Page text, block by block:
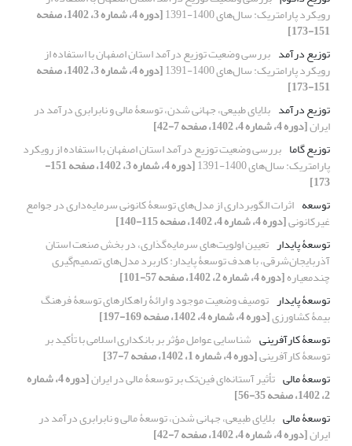
رویکرد پارامتریک: سال‌های 1400-1391 [دوره 4، شماره 3، 1402، صفحه
151-173]
توزیع درآمد بررسی وضعیت توزیع درآمد استان اصفهان با استفاده از
رویکرد پارامتریک: سال‌های 1400-1391 [دوره 4، شماره 3، 1402، صفحه
151-173]
توزیع درآمد بلایای طبیعی، جهانی‏ شدن، توسعۀ مالی و نابرابری درآمد در
ایران[دوره 4، شماره 4، 1402، صفحه 7-42]
توزیع گاما بررسی وضعیت توزیع درآمد استان اصفهان با استفاده از رویکرد
پارامتریک: سال‌های 1400-1391 [دوره 4، شماره 3، 1402، صفحه 151-
173]
توسعه اثرات الگوبرداری از مدل‌های توسعۀ کانونی سرمایه‌داری در جوامع
غیرکانونی[دوره 4، شماره 4، 1402، صفحه 115-140]
توسعۀ پایدار تعیین اولویت‌‌های سرمایه‌گذاری، در بخش صنعت استان
آذربایجان‌شرقی، با هدف توسعۀ پایدار: کاربرد مدل‌‌های تصمیم‌گیری
چندمعیاره[دوره 4، شماره 2، 1402، صفحه 57-101]
توسعۀ پایدار توصیف وضعیت موجود و ارائۀ راهکارهای توسعۀ فرهنگ
بیمۀ کشاورزی[دوره 4، شماره 4، 1402، صفحه 169-197]
توسعۀ کارآفرینی شناسایی عوامل مؤثر بر بانکداری اسلامی با تأکید بر
توسعۀ کارآفرینی[دوره 4، شماره 1، 1402، صفحه 7-37]
توسعۀ مالی تأثیر آستانه‌‏ای فین‌‏تک بر توسعۀ مالی در ایران [دوره 4، شماره
2، 1402، صفحه 35-56]
توسعۀ مالی بلایای طبیعی، جهانی‏ شدن، توسعۀ مالی و نابرابری درآمد در
ایران[دوره 4، شماره 4، 1402، صفحه 7-42]